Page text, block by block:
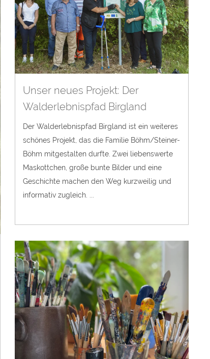
Unser neues Projekt: Der
Walderlebnispfad Birgland
Der Walderlebnispfad Birgland ist ein weiteres
schönes Projekt, das die Familie Böhm/Steiner-
Böhm mitgestalten durfte. Zwei liebenswerte
Maskottchen, große bunte Bilder und eine
Geschichte machen den Weg kurzweilig und
informativ zugleich. ...